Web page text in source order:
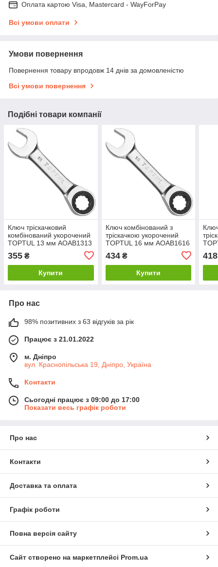
Оплата картою Visa, Mastercard - WayForPay
Всі умови оплати
Умови повернення
Повернення товару впродовж 14 днів за домовленістю
Всі умови повернення
Подібні товари компанії
Ключ тріскачковий
комбінований укорочений
TOPTUL 13 мм AOAB1313
355 ₴
Купити
Ключ комбінований з
тріскачкою укорочений
TOPTUL 16 мм AOAB1616
434₴
Купити
418
Про нас
98% позитивних з 63 відгуків за рік
Працює з 21.01.2022
м. Дніпро
вул. Краснопільська 19, Дніпро, Україна
Контакти
Сьогодні працює з 09:00 до 17:00
Показати весь графік роботи
Про нас
Контакти
Доставка та оплата
Графік роботи
Повна версія сайту
Сайт створено на маркетплейсі Prom.ua